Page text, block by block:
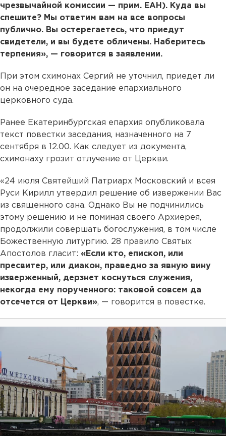
чрезвычайной комиссии — прим. ЕАН). Куда вы
спешите? Мы ответим вам на все вопросы
публично. Вы остерегаетесь, что приедут
свидетели, и вы будете обличены. Наберитесь
терпения», — говорится в заявлении.
При этом схимонах Сергий не уточнил, приедет ли
он на очередное заседание епархиального
церковного суда.
Ранее Екатеринбургская епархия опубликовала
текст повестки заседания, назначенного на 7
сентября в 12.00. Как следует из документа,
схимонаху грозит отлучение от Церкви.
«24 июля Святейший Патриарх Московский и всея
Руси Кирилл утвердил решение об извержении Вас
из священного сана. Однако Вы не подчинились
этому решению и не поминая своего Архиерея,
продолжили совершать богослужения, в том числе
Божественную литургию. 28 правило Святых
Апостолов гласит: «Если кто, епископ, или
пресвитер, или диакон, праведно за явную вину
изверженный, дерзнет коснуться служения,
некогда ему порученного: таковой совсем да
отсечется от Церкви», — говорится в повестке.